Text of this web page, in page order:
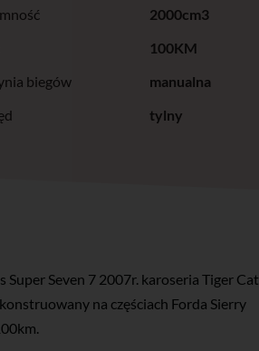
2000cm3
100KM
biegów
manualna
tylny
Super Seven 7 2007r. karoseria Tiger Cat
na częściach Forda Sierry